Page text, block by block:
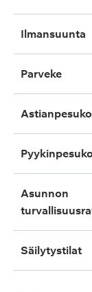
ilmansuunta
parveke
asunnon
säilytystilat